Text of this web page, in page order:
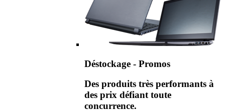
Déstockage - Promos
Des produits très performants à
des prix défiant toute
concurrence.